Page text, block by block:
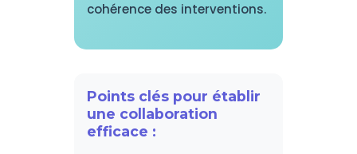
cohérence des interventions.
Points clés pour établir
une collaboration
efficace :